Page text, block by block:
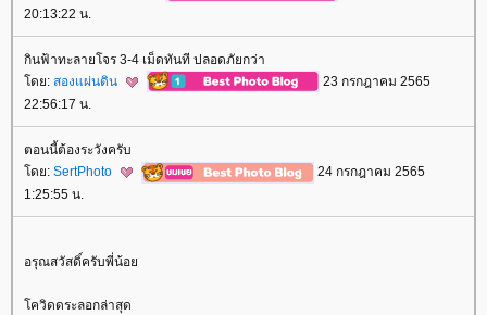
20:13:22 น.
กินฟ้าทะลายโจร 3-4 เม็ดทันที ปลอดภัยกว่า
ดย: สองแผ่นดิน
23 กรกฎาคม 2565
22:56:17 น.
ตอนนี้ต้องระวังครับ
ดย: SertPhoto
24 กรกฎาคม 2565
1:25:55 น.
อรุณสวัสดิ์ครับพี่น้อ
ควิดดระลอกล่าสุด